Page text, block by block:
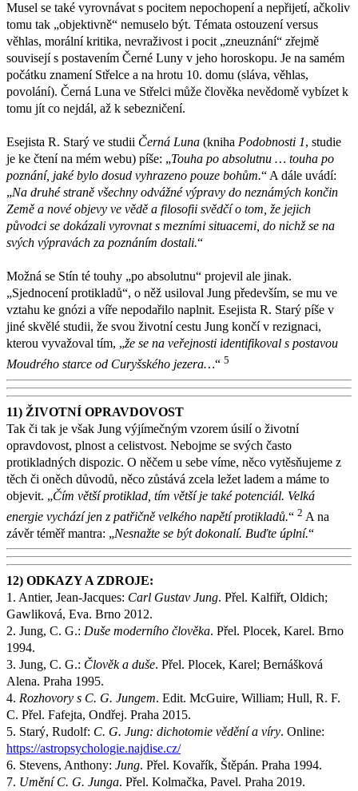
Musel se také vyrovnávat s pocitem nepochopení a nepřijetí, ačkoliv
tomu tak „objektivně“ nemuselo být. Témata ostouzení versus
věhlas, morální kritika, nevraživost i pocit „zneuznání“ zřejmě
souvisejí s postavením Černé Luny v jeho horoskopu. Je na samém
počátku znamení Střelce a na hrotu 10. domu (sláva, věhlas,
povolání). Černá Luna ve Střelci může člověka nevědomě vybízet k
tomu jít co nejdál, až k sebezničení.
Esejista R. Starý ve studii Černá Luna (kniha Podobnosti 1, studie
je ke čtení na mém webu) píše: „Touha po absolutnu … touha po
poznání, jaké bylo dosud vyhrazeno pouze bohům.“ A dále uvádí:
„Na druhé straně všechny odvážné výpravy do neznámých končin
Země a nové objevy ve vědě a filosofii svědčí o tom, že jejich
původci se dokázali vyrovnat s mezními situacemi, do nichž se na
svých výpravách za poznáním dostali.“
Možná se Stín té touhy „po absolutnu“ projevil ale jinak.
„Sjednocení protikladů“, o něž usiloval Jung především, se mu ve
vztahu ke gnózi a víře nepodařilo naplnit. Esejista R. Starý píše v
jiné skvělé studii, že svou životní cestu Jung končí v rezignaci,
kterou vyvažoval tím, „že se na veřejnosti identifikoval s postavou
Moudrého starce od Curyšského jezera…“ 5
11) ŽIVOTNÍ OPRAVDOVOST
Tak či tak je však Jung výjímečným vzorem úsilí o životní
opravdovost, plnost a celistvost. Nebojme se svých často
protikladných dispozic. O něčem u sebe víme, něco vytěsňujeme z
těch či oněch důvodů, něco zůstává zcela ležet ladem a máme to
objevit. „Čím větší protiklad, tím větší je také potenciál. Velká
energie vychází jen z patřičně velkého napětí protikladů.“ 2 A na
závěr téměř mantra: „Nesnažte se být dokonalí. Buďte úplní.“
12) ODKAZY A ZDROJE:
1. Antier, Jean-Jacques: Carl Gustav Jung. Přel. Kalfiřt, Oldich;
Gawliková, Eva. Brno 2012.
2. Jung, C. G.: Duše moderního člověka. Přel. Plocek, Karel. Brno
1994.
3. Jung, C. G.: Člověk a duše. Přel. Plocek, Karel; Bernášková
Alena. Praha 1995.
4. Rozhovory s C. G. Jungem. Edit. McGuire, William; Hull, R. F.
C. Přel. Fafejta, Ondřej. Praha 2015.
5. Starý, Rudolf: C. G. Jung: dichotomie vědění a víry. Online:
https://astropsychologie.najdise.cz/
6. Stevens, Anthony: Jung. Přel. Kovařík, Štěpán. Praha 1994.
7. Umění C. G. Junga. Přel. Kolmačka, Pavel. Praha 2019.